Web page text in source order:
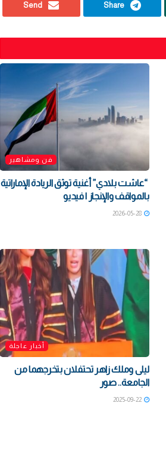
Share
Send
فن ومشاهير
“عاشت بلادي” أغنية توثق الريادة الإماراتية
بالمواقف والإنجاز | فيديو
2026-05-28
أخبار عاجلة
ليلى وملك زاهر تحتفلان بتخرجهما من
الجامعة.. صور
2025-09-22